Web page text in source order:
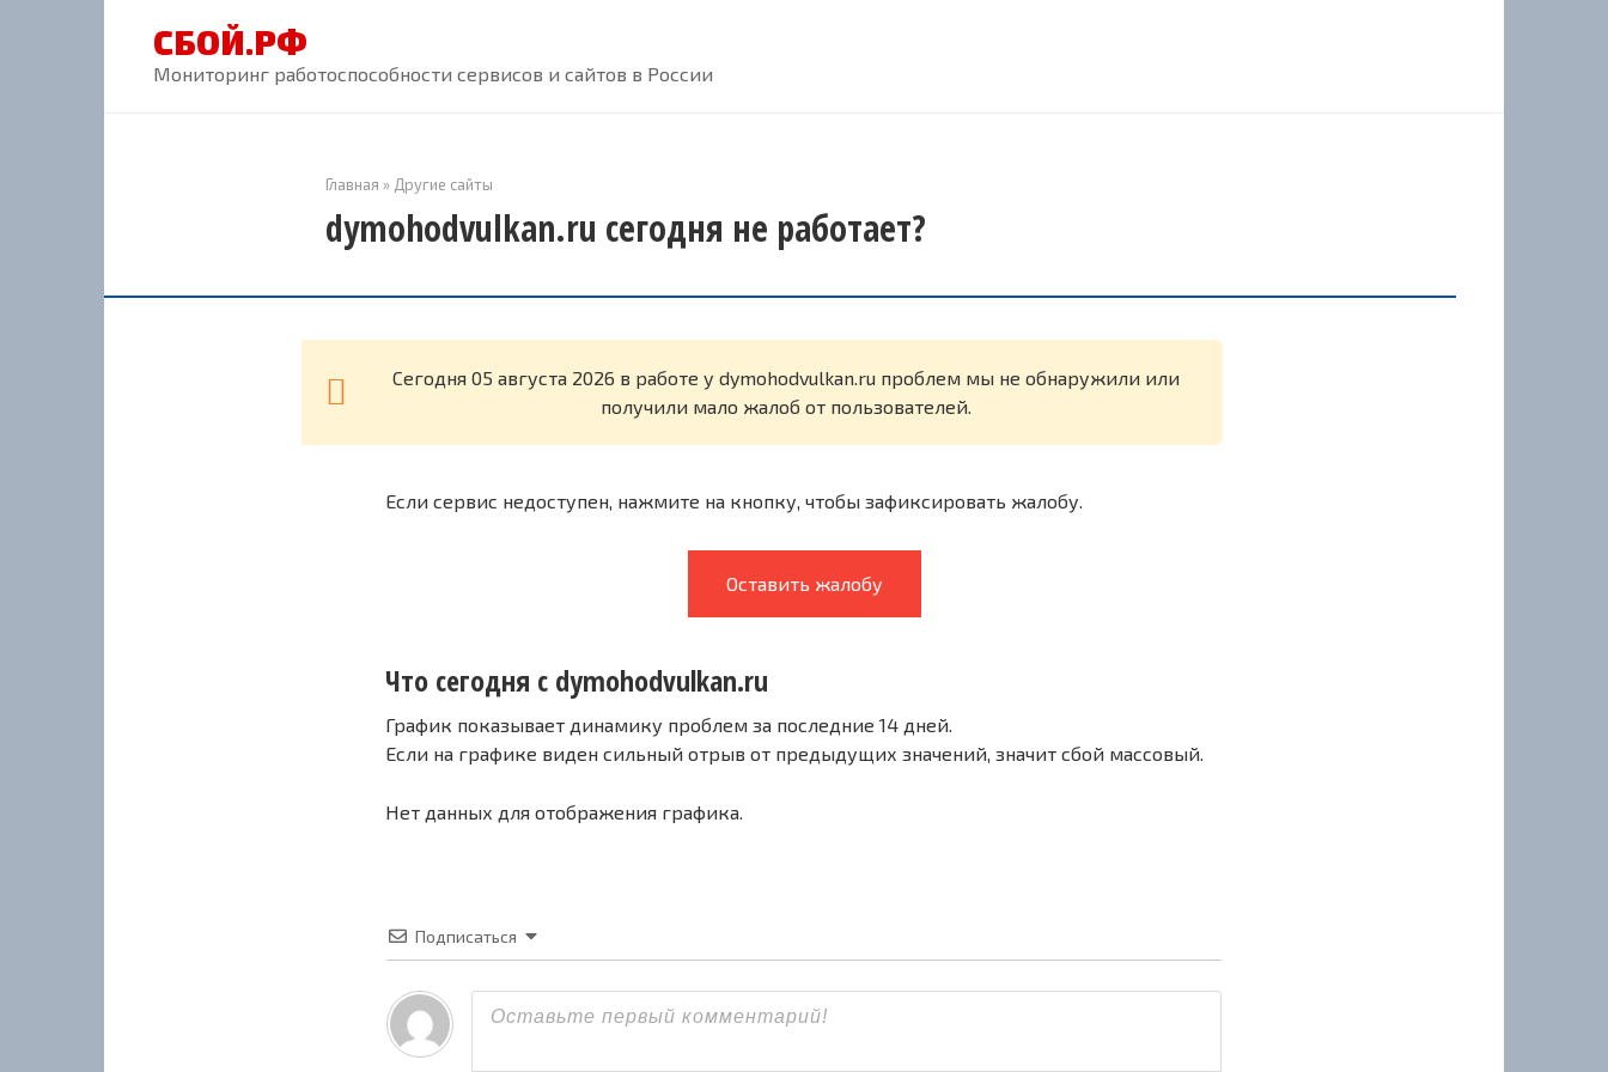
СБОЙ.РФ
Мониторинг работоспособности сервисов и сайтов в России
Главная » Другие сайты
dymohodvulkan.ru сегодня не работает?
Cегодня 05 августа 2026 в работе у dymohodvulkan.ru проблем мы не обнаружили или
получили мало жалоб от пользователей.
Если сервис недоступен, нажмите на кнопку, чтобы зафиксировать жалобу.
Оставить жалобу
Что сегодня с dymohodvulkan.ru
График показывает динамику проблем за последние 14 дней.
Если на графике виден сильный отрыв от предыдущих значений, значит сбой массовый.
Нет данных для отображения графика.
Подписаться